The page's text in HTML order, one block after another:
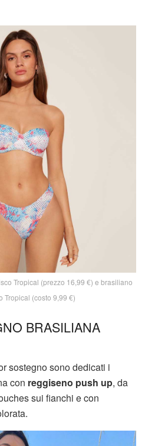
Tropical (prezzo 16,99 €) e brasiliano
Tropical (costo 9,99 €)
BRASILIANA
sostegno sono dedicati i
con reggiseno push up, da
sui fianchi e con